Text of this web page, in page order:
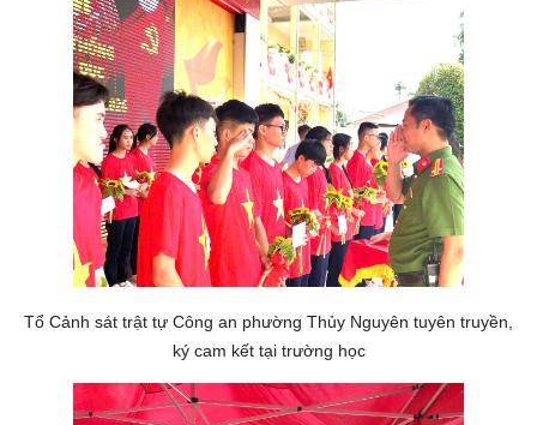
Tổ Cảnh sát trật tự Công an phường Thủy Nguyên tuyên truyền,
ký cam kết tại trường học